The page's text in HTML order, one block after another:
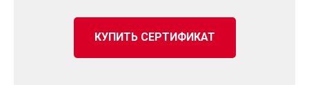
КУПИТЬ СЕРТИФИКАТ